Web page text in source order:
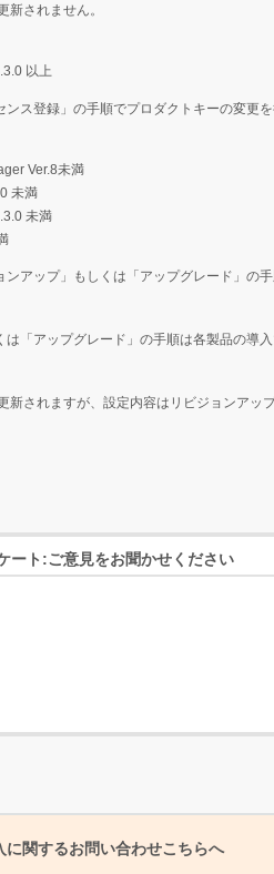
新されません。
以上
ス登録」の手順でプロダクトキーの変更を
Ver.8未満
未満
未満
ンアップ」もしくは「アップグレード」の
は「アップグレード」の手順は各製品の導
新されますが、設定内容はリビジョンアッ
ート:ご意見をお聞かせください
に関するお問い合わせこちらへ